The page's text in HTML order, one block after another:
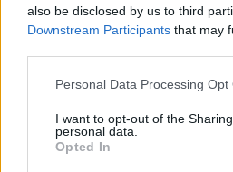
also be disclosed by us to third
Downstream Participants that may
Personal Data Processing Opt
I want to opt-out of the
personal data.
Opted In